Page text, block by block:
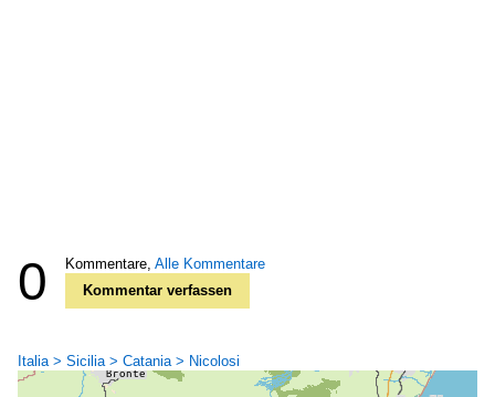
0 Kommentare, Alle Kommentare
Kommentar verfassen
Italia > Sicilia > Catania > Nicolosi